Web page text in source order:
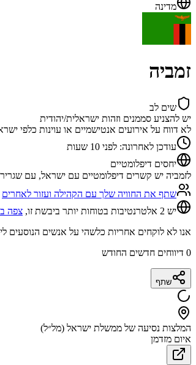
מדינה
זמביה
שים לב
יש להצניע סממנים וזהות ישראלית/יהודית
לא דווח על אירועים אנטישמיים או עוינות כלפי
עודכן לאחרונה: לפני 10 שעות
יחסים דיפלומטיים
לזמביה יש קשרים דיפלומטיים עם ישראל, עם שגריר ישראלי
שתף את החוויה שלך עם הקהילה ועזור לאחרים
יש 2 אלטרנטיבות בטוחות יותר ביבשת זו,
צפה
אנו לא לוקחים אחריות כלשהי על אנשים הנוסעים
0 דיווחים חדשים החודש
שתף
המלצות נסיעה של ממשלת ישראל (מל״ל)
איום מזדמן